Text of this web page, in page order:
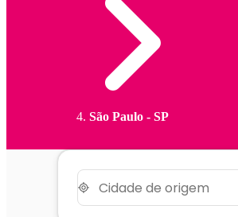
São Paulo - SP